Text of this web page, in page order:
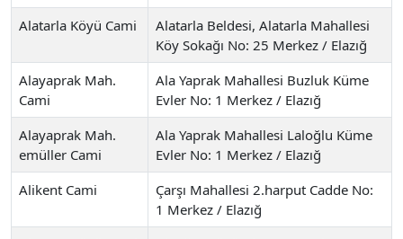
Alatarla Köyü Cami
Alatarla Beldesi, Alatarla Mahallesi
Köy Sokağı No: 25 Merkez / Elazığ
Alayaprak Mah.
Cami
Ala Yaprak Mahallesi Buzluk Küme
Evler No: 1 Merkez / Elazığ
Alayaprak Mah.
emüller Cami
Ala Yaprak Mahallesi Laloğlu Küme
Evler No: 1 Merkez / Elazığ
Alikent Cami
Çarşı Mahallesi 2.harput Cadde No:
1 Merkez / Elazığ